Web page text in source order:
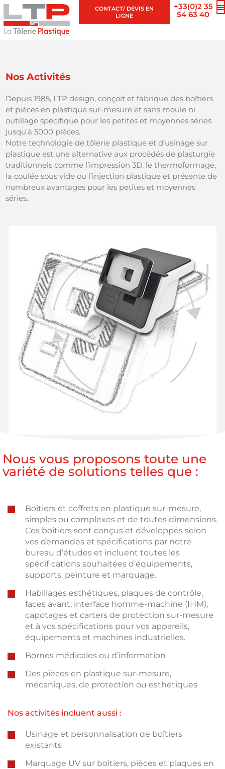
CONTACT/ DEVIS EN
LIGNE
+33(0)2 35
54 63 40
Nos Activités
Depuis 1985, LTP design, conçoit et fabrique des boîtiers
et pièces en plastique sur-mesure et sans moule ni
outillage spécifique pour les petites et moyennes séries
jusqu’à 5000 pièces.
Notre technologie de tôlerie plastique et d’usinage sur
plastique est une alternative aux procédés de plasturgie
traditionnels comme l’impression 3D, le thermoformage,
la coulée sous vide ou l’injection plastique et présente de
nombreux avantages pour les petites et moyennes
séries.
Nous vous proposons toute une
variété de solutions telles que :
Boîtiers et coffrets en plastique sur-mesure,
simples ou complexes et de toutes dimensions.
Ces boîtiers sont conçus et développés selon
vos demandes et spécifications par notre
bureau d’études et incluent toutes les
spécifications souhaitées d’équipements,
supports, peinture et marquage.
Habillages esthétiques, plaques de contrôle,
faces avant, interface homme-machine (IHM),
capotages et carters de protection sur-mesure
et à vos spécifications pour vos appareils,
équipements et machines industrielles.
Bornes médicales ou d’information
Des pièces en plastique sur-mesure,
mécaniques, de protection ou esthétiques
Nos activités incluent aussi :
Usinage et personnalisation de boîtiers
existants
Marquage UV sur boitiers, pièces et plaques en